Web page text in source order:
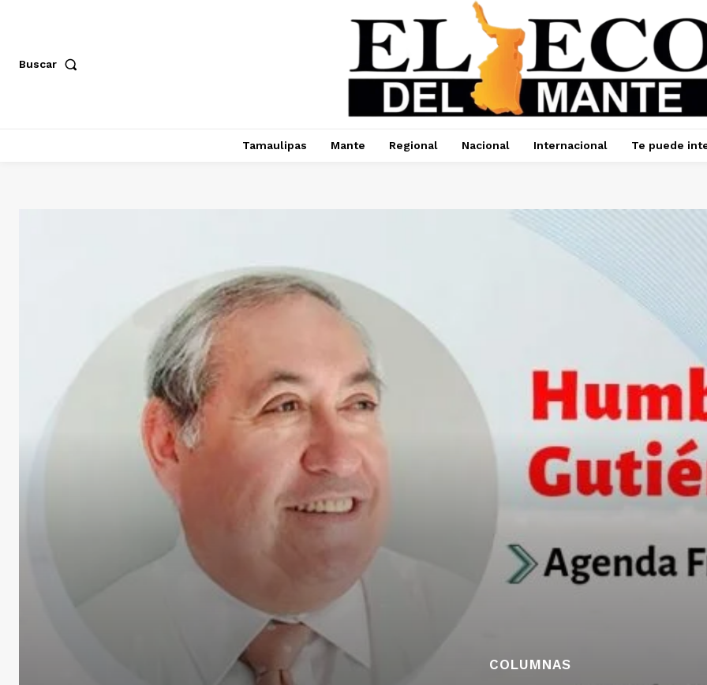
Buscar
Tamaulipas Mante Regional Nacional Internacional Te puede
COLUMNAS